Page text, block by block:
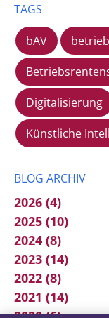
TAGS
bAV
Digitalisierung
Künstliche
BLOG ARCHIV
2026 (4)
2025 (10)
2024 (8)
2023 (14)
2022 (8)
2021 (14)